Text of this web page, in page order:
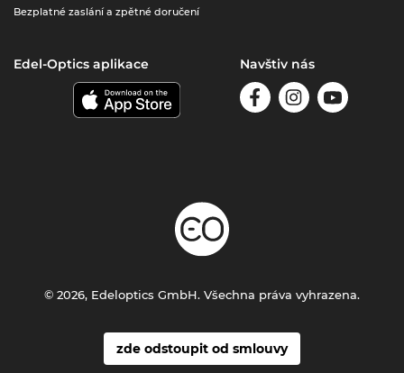
Bezplatné zaslání a zpětné doručení
Edel-Optics aplikace Navštiv nás
zde odstoupit od smlouvy
© 2026, Edeloptics GmbH. Všechna práva vyhrazena.